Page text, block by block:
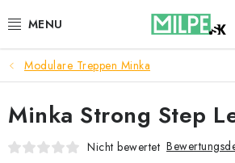
Inhalt
DACHFENSTER
DACHBODENTREPPE
HAUS UND GARTEN
Modulare Treppen Minka
Minka Strong Step
Nicht bewertet